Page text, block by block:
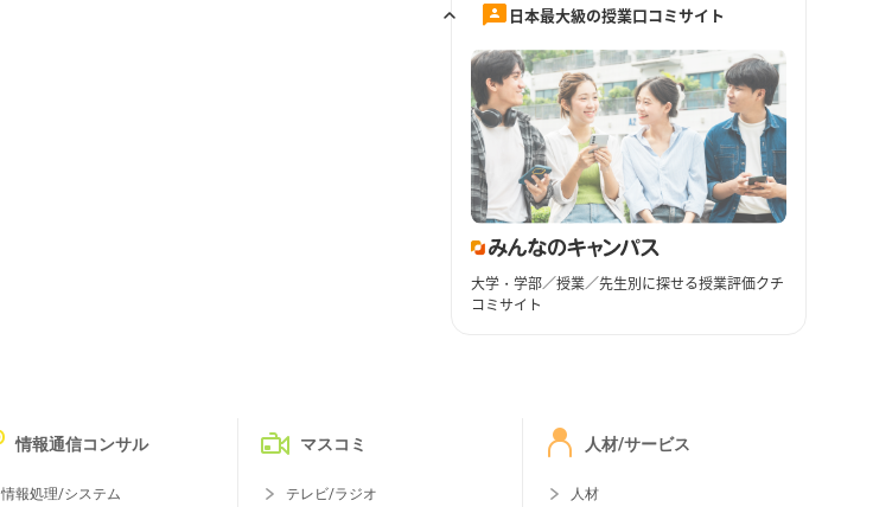
日本最大級の授業口コミサイト
大学・学部／授業／先生別に探せる授業評価クチ
コミサイト
情報通信コンサル
情報処理/システム
マスコミ
テレビ/ラジオ
人材/サービス
人材